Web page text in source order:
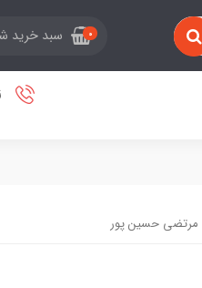
0 سبد خرید
مرتضی حسین پور